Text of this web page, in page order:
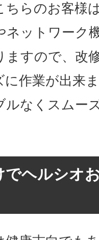
ちらのお客様
ネットワーク
ますので、改
作業が出来
ルなくスムー
でヘルシオ